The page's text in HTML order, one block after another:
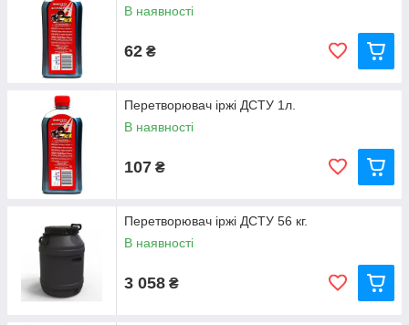
В наявності
62 ₴
Перетворювач іржі ДСТУ 1л.
В наявності
107 ₴
Перетворювач іржі ДСТУ 56 кг.
В наявності
3 058 ₴